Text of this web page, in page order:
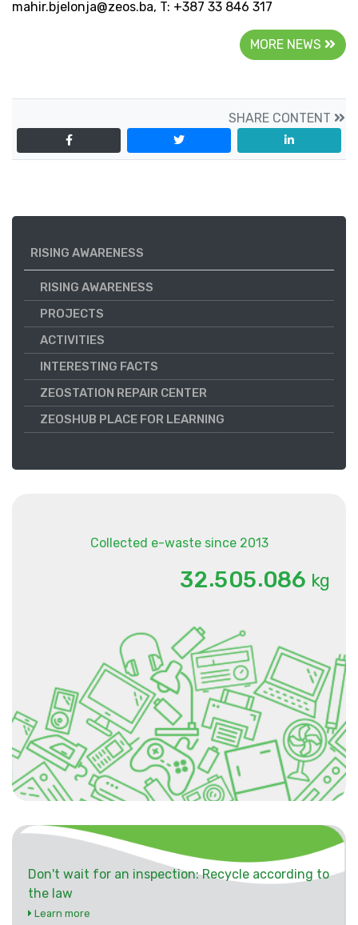
mahir.bjelonja@zeos.ba, T: +387 33 846 317
MORE NEWS
SHARE CONTENT
RISING AWARENESS
RISING AWARENESS
PROJECTS
ACTIVITIES
INTERESTING FACTS
ZEOSTATION REPAIR CENTER
ZEOSHUB PLACE FOR LEARNING
Collected e-waste since 2013
32.505.086 kg
Don't wait for an inspection: Recycle according to
the law
Learn more